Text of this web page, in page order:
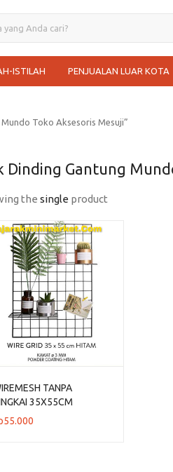
ISTILAH PENJUALAN LUAR KOTA
Toko Aksesoris Mesuji”
Dinding Gantung
the single product
TANPA
35X55CM
55.000